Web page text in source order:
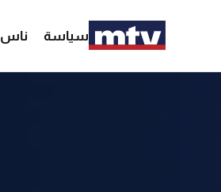
سياسة ناس